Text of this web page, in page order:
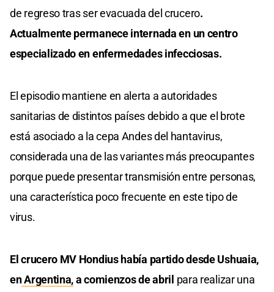
de regreso tras ser evacuada del crucero.
Actualmente permanece internada en un centro
especializado en enfermedades infecciosas.
El episodio mantiene en alerta a autoridades
sanitarias de distintos países debido a que el brote
está asociado a la cepa Andes del hantavirus,
considerada una de las variantes más preocupantes
porque puede presentar transmisión entre personas,
una característica poco frecuente en este tipo de
virus.
El crucero MV Hondius había partido desde Ushuaia,
enArgentina,a comienzos de abril para realizar una